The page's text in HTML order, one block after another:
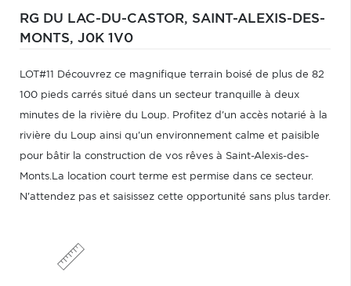
RG DU LAC-DU-CASTOR, SAINT-ALEXIS-DES-
MONTS, J0K 1V0
LOT#11 Découvrez ce magnifique terrain boisé de plus de 82
100 pieds carrés situé dans un secteur tranquille à deux
minutes de la rivière du Loup. Profitez d'un accès notarié à la
rivière du Loup ainsi qu'un environnement calme et paisible
pour bâtir la construction de vos rêves à Saint-Alexis-des-
Monts.La location court terme est permise dans ce secteur.
N'attendez pas et saisissez cette opportunité sans plus tarder.